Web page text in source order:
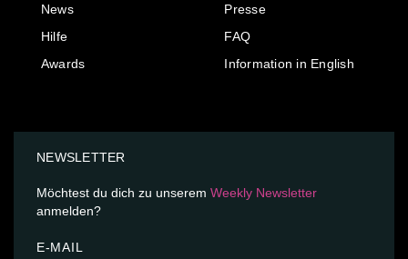
News
Hilfe
Awards
Presse
FAQ
Information in English
NEWSLETTER
Möchtest du dich zu unserem Weekly Newsletter
anmelden?
E-MAIL